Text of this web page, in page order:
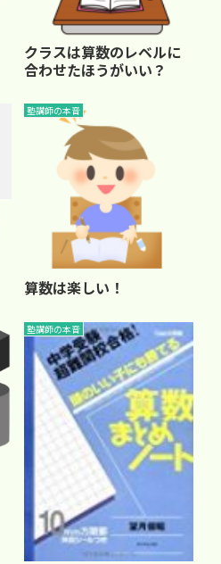
クラスは算数のレベルに
合わせたほうがいい？
塾講師の本音
算数は楽しい！
塾講師の本音